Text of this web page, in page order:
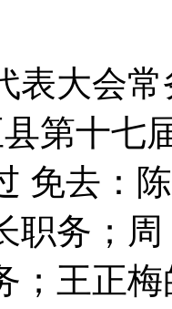
表大会
第十七
免去：
职务；
；王正